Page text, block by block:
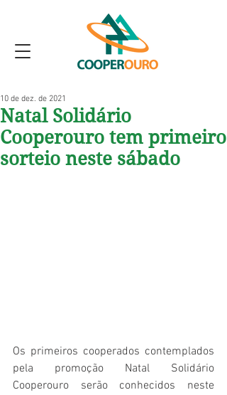
Natal Solidário
Cooperouro tem primeiro
sorteio neste sábado
10 de dez. de 2021
Os primeiros cooperados contemplados
pela promoção Natal Solidário
Cooperouro serão conhecidos neste